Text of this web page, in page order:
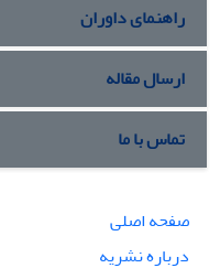
راهنمای داوران
ارسال مقاله
تماس با ما
صفحه اصلی
درباره نشریه